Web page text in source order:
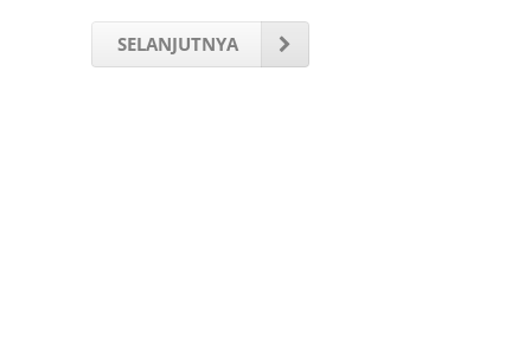
SELANJUTNYA